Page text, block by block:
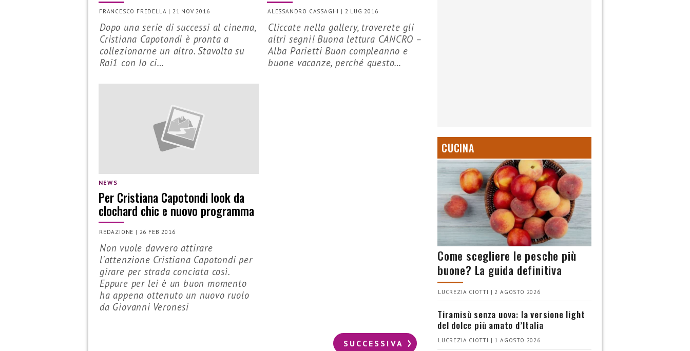
FRANCESCO FREDELLA | 21 NOV 2016
Dopo una serie di successi al cinema,
Cristiana Capotondi è pronta a
collezionarne un altro. Stavolta su
Rai1 con Io ci…
ALESSANDRO CASSAGHI | 2 LUG 2016
Cliccate nella gallery, troverete gli
altri segni! Buona lettura CANCRO –
Alba Parietti Buon compleanno e
buone vacanze, perché questo…
NEWS
Per Cristiana Capotondi look da
clochard chic e nuovo programma
REDAZIONE | 26 FEB 2016
Non vuole davvero attirare
l'attenzione Cristiana Capotondi per
girare per strada conciata così.
Eppure per lei è un buon momento
ha appena ottenuto un nuovo ruolo
da Giovanni Veronesi
SUCCESSIVA
CUCINA
Come scegliere le pesche più
buone? La guida definitiva
LUCREZIA CIOTTI | 2 AGOSTO 2026
Tiramisù senza uova: la versione light
del dolce più amato d’Italia
LUCREZIA CIOTTI | 1 AGOSTO 2026